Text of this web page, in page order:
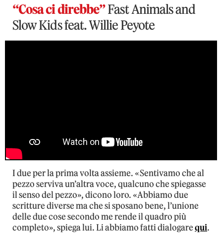
“Cosa ci direbbe”Fast Animals and
Slow Kids feat. Willie Peyote
I due per la prima volta assieme. «Sentivamo che al
pezzo serviva un’altra voce, qualcuno che spiegasse
il senso del pezzo», dicono loro. «Abbiamo due
scritture diverse ma che si sposano bene, l’unione
delle due cose secondo me rende il quadro più
completo», spiega lui. Li abbiamo fatti dialogarequi.